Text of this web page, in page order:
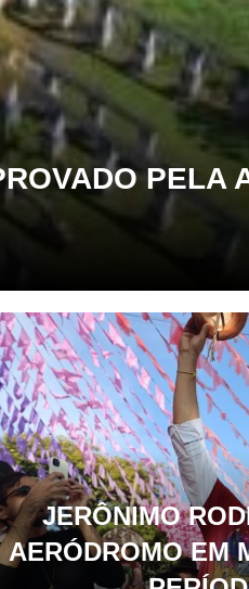
PELA
JERÔNIMO
AERÓDROMO EM